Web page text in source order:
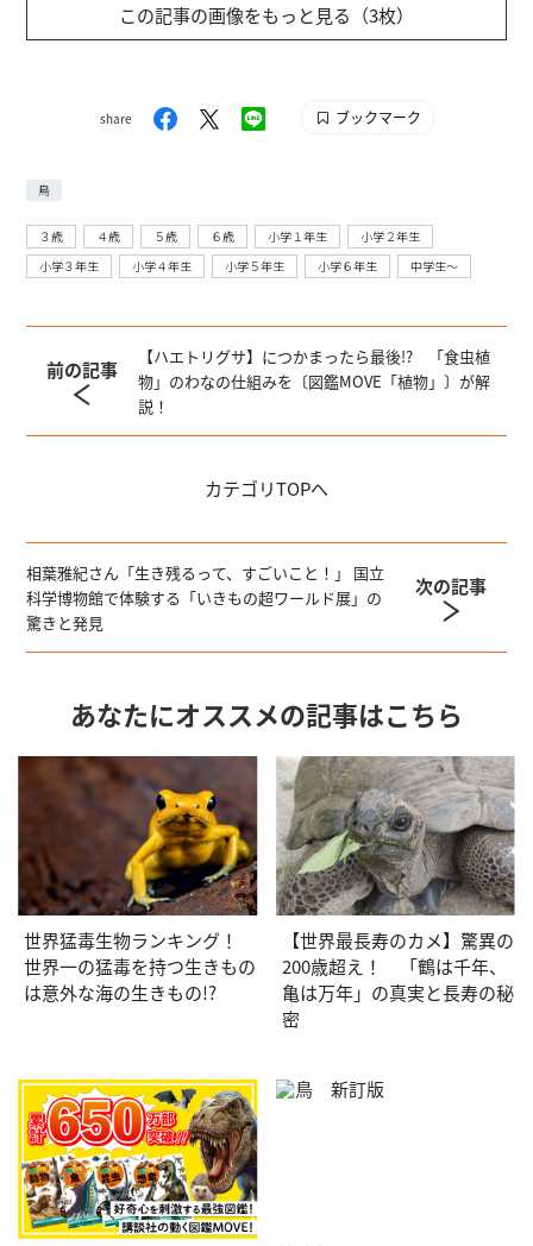
この記事の画像をもっと見る（3枚）
share ブックマーク
鳥
３歳 ４歳 ５歳 ６歳 小学１年生
小学２年生
小学３年生
小学４年生 小学５年生 小学６年生 中学生〜
前の記事
【ハエトリグサ】につかまったら最後!? 「食虫植
物」のわなの仕組みを〔図鑑MOVE「植物」〕が解
説！
カテゴリTOPへ
相葉雅紀さん「生き残るって、すごいこと！」 国立
科学博物館で体験する「いきもの超ワールド展」の
驚きと発見
次の記事
あなたにオススメの記事はこちら
世界猛毒生物ランキング！
世界一の猛毒を持つ生きもの
は意外な海の生きもの!?
【世界最長寿のカメ】驚異の
200歳超え！ 「鶴は千年、
亀は万年」の真実と長寿の秘
密